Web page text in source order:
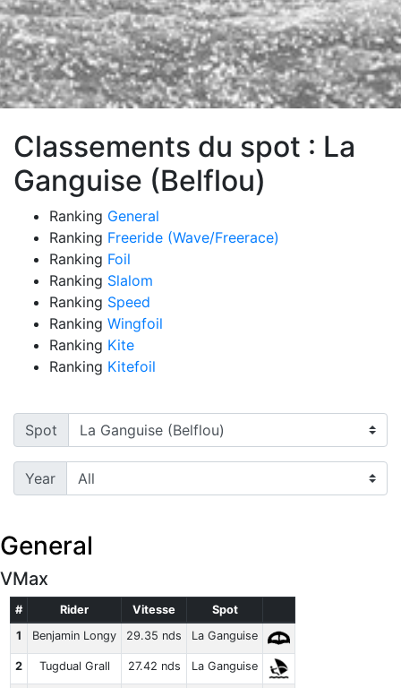
Classements du spot : La
Ganguise (Belflou)
Ranking General
Ranking Freeride (Wave/Freerace)
Ranking Foil
Ranking Slalom
Ranking Speed
Ranking Wingfoil
Ranking Kite
Ranking Kitefoil
Spot
Year
General
VMax
# Rider Vitesse
Spot
1
Benjamin Longy 29.35 nds La Ganguise
2 Tugdual Grall 27.42 nds La Ganguise